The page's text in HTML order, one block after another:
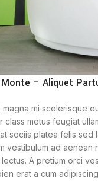
– Aliquet
mi scelerisque
class metus feugiat
sociis platea felis sed
vestibulum ad aenean
A pretium orci
erat a cum